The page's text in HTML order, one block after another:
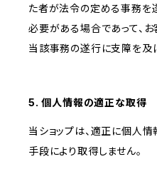
た者が法令の定める事務を
必要がある場合であって、
当該事務の遂行に支障を及
5. 個人情報の適正な取得
当ショップは、適正に個人
手段により取得しません。